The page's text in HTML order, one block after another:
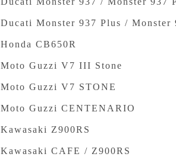
Ducati Monster 937 Plus / Monster
Honda CB650R
Moto Guzzi V7 III Stone
Moto Guzzi V7 STONE
Moto Guzzi CENTENARIO
Kawasaki Z900RS
Kawasaki CAFE / Z900RS